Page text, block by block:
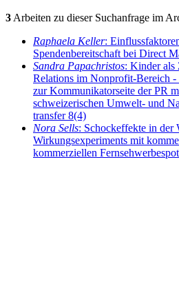
3Arbeiten zu dieser Suchanfrage im
Raphaela Keller:
Spendenbereitschaft bei Direct
Sandra Papachristos: Kinder als
Relations im Nonprofit-Bereich -
zur Kommunikatorseite der PR
schweizerischen Umwelt- und
transfer 8(4)
Nora Sells: Schockeffekte in der
Wirkungsexperiments mit
kommerziellen